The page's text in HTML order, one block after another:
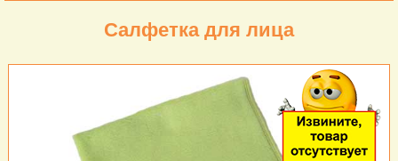
Салфетка для лица